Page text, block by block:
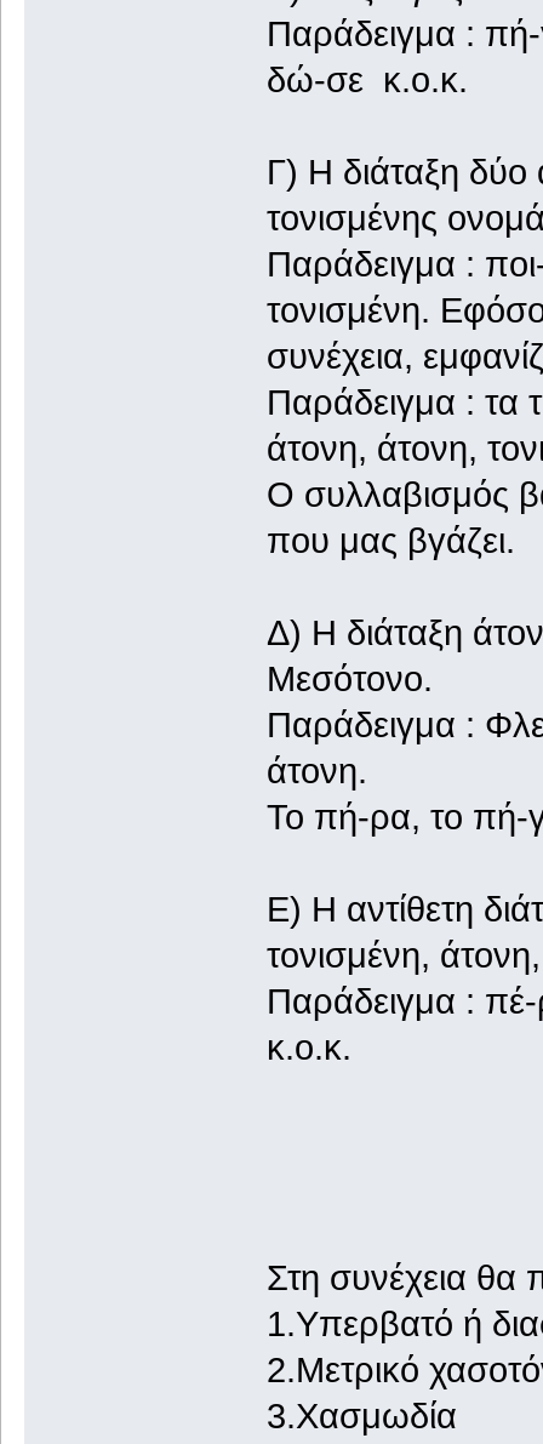
Παράδειγμα :
δώ-σε κ.ο.κ.
Γ) Η διάταξη
τονισμένης
Παράδειγμα :
τονισμένη.
συνέχεια,
Παράδειγμα :
άτονη, άτονη,
Ο συλλαβισμός
που μας βγάζει.
Δ) Η διάταξη
Μεσότονο.
Παράδειγμα :
άτονη.
Το πή-ρα, το πή-
Ε) Η αντίθετη
τονισμένη,
Παράδειγμα :
κ.ο.κ.
Στη συνέχεια θα
1.Υπερβατό ή
2.Μετρικό
3.Χασμωδία